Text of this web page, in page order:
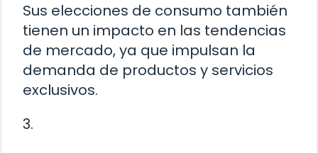
Sus elecciones de consumo también
tienen un impacto en las tendencias
de mercado, ya que impulsan la
demanda de productos y servicios
exclusivos.
3.